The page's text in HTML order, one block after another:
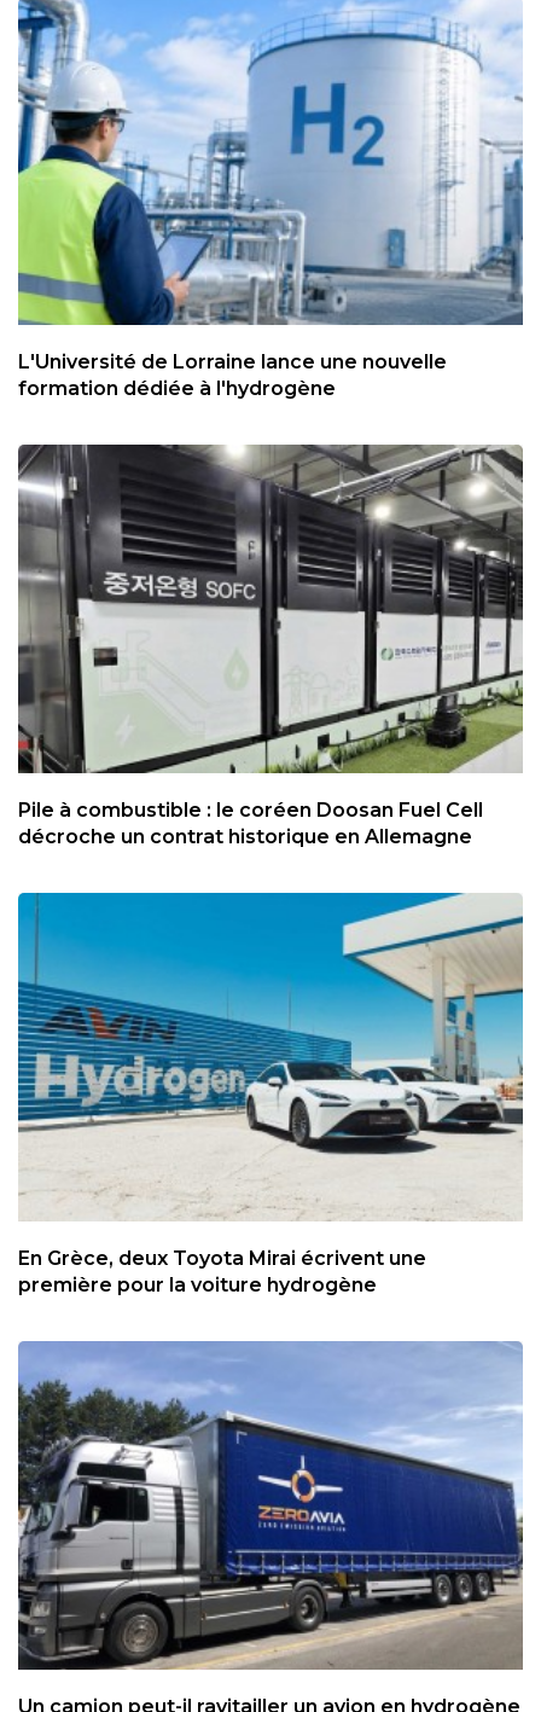
L'Université de Lorraine lance une nouvelle
formation dédiée à l'hydrogène
Pile à combustible : le coréen Doosan Fuel Cell
décroche un contrat historique en Allemagne
En Grèce, deux Toyota Mirai écrivent une
première pour la voiture hydrogène
Un camion peut-il ravitailler un avion en hydrogène